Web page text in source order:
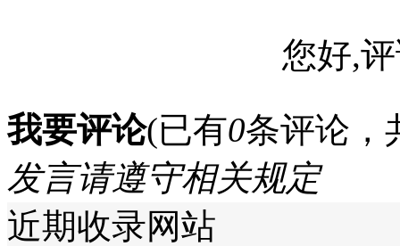
您好,
我要评论(已有0条评论，
发言请遵守相关规定
近期收录网站